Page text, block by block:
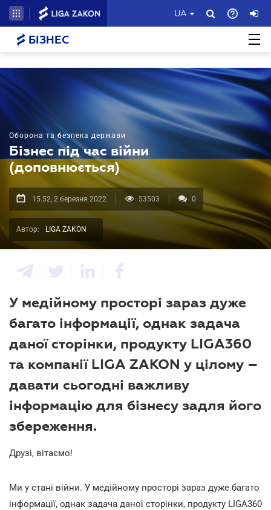
UA
БІЗНЕС
Оборона та безпека держави
Бізнес під час війни
(доповнюється)
15.52, 2 березня 2022 53503 0
Автор: LIGA ZAKON
У медійному просторі зараз дуже
багато інформації, однак задача
даної сторінки, продукту LIGA360
та компанії LIGA ZAKON у цілому –
давати сьогодні важливу
інформацію для бізнесу задля його
збереження.
Друзі, вітаємо!
Ми у стані війни. У медійному просторі зараз дуже багато
інформації, однак задача даної сторінки, продукту LIGA360